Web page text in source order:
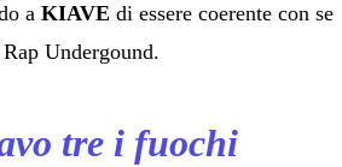
aKIAVE di essere coerente con se
Undergound.
tre i fuochi